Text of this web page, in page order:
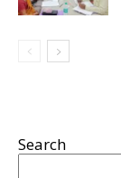
Search